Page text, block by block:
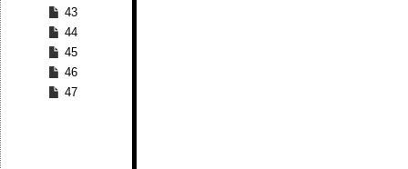
43
44
45
46
47